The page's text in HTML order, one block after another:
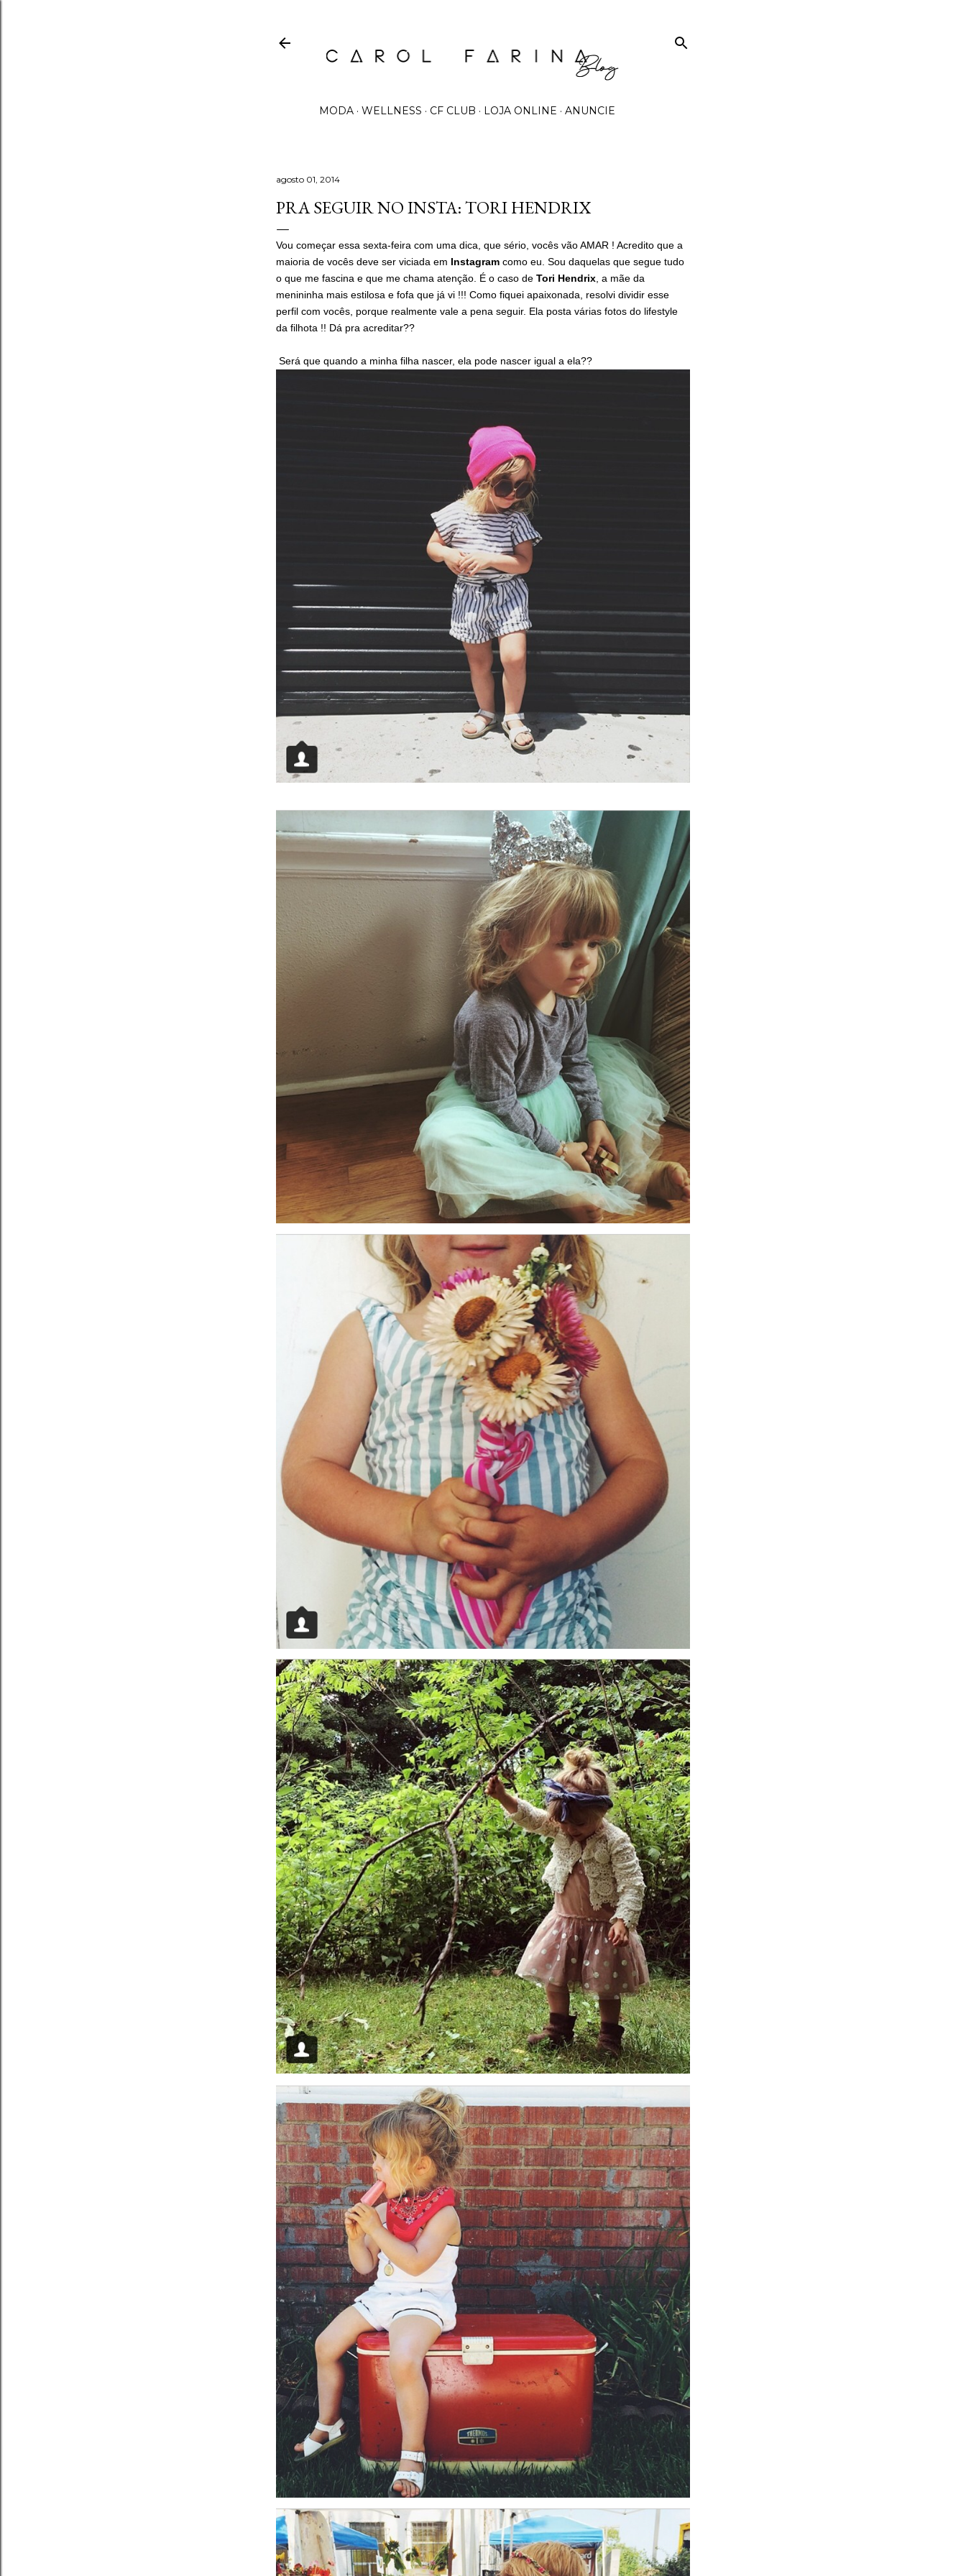
MODA WELLNESS CF CLUB LOJA ONLINE ANUNCIE
agosto 01, 2014
PRA SEGUIR NO INSTA: TORI HENDRIX
Vou começar essa sexta-feira com uma dica, que sério, vocês vão AMAR ! Acredito que a
maioria de vocês deve ser viciada em Instagram como eu. Sou daquelas que segue tudo
o que me fascina e que me chama atenção. É o caso de Tori Hendrix, a mãe da
menininha mais estilosa e fofa que já vi !!! Como fiquei apaixonada, resolvi dividir esse
perfil com vocês, porque realmente vale a pena seguir. Ela posta várias fotos do lifestyle
da filhota !! Dá pra acreditar??
Será que quando a minha filha nascer, ela pode nascer igual a ela??